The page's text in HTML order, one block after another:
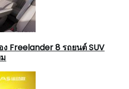
ง Freelander 8 รถยนต์ SUV